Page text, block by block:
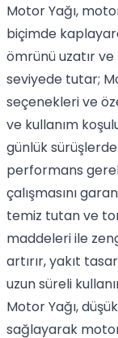
Motor Yağı,
biçimde
ömrünü uzatır
seviyede tutar;
seçenekleri ve
ve kullanım
günlük
performans
çalışmasını
temiz tutan ve
maddeleri ile
artırır, yakıt
uzun süreli
Motor Yağı,
sağlayarak